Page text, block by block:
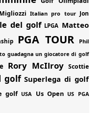
Italian pro tour Jon
del golf LPGA Matteo
PGA TOUR
Phil
guadagna un giocatore di golf
Rory McIlroy Scottie
golf Superlega di golf
golf USA Us Open US PGA